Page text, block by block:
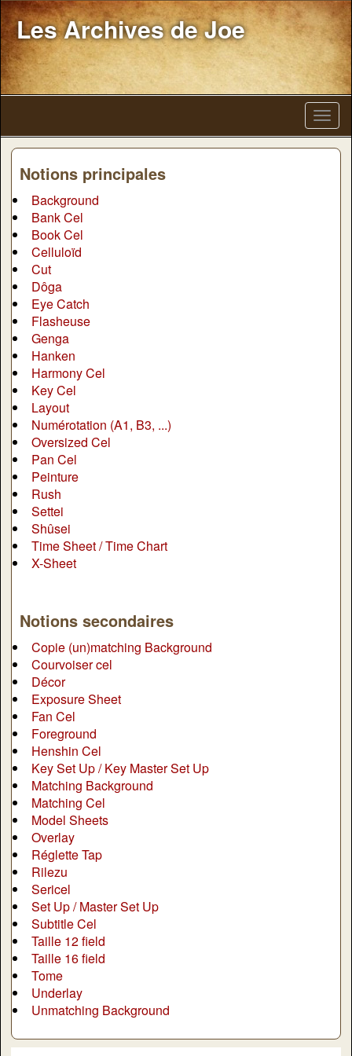
Les Archives de Joe
Notions principales
Background
Bank Cel
Book Cel
Celluloïd
Cut
Dôga
Eye Catch
Flasheuse
Genga
Hanken
Harmony Cel
Key Cel
Layout
Numérotation (A1, B3, ...)
Oversized Cel
Pan Cel
Peinture
Rush
Settei
Shûsei
Time Sheet / Time Chart
X-Sheet
Notions secondaires
Copie (un)matching Background
Courvoiser cel
Décor
Exposure Sheet
Fan Cel
Foreground
Henshin Cel
Key Set Up / Key Master Set Up
Matching Background
Matching Cel
Model Sheets
Overlay
Réglette Tap
Rilezu
Sericel
Set Up / Master Set Up
Subtitle Cel
Taille 12 field
Taille 16 field
Tome
Underlay
Unmatching Background